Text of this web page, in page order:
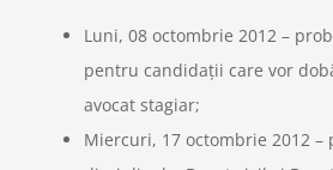
Luni, 08 octombrie 2012 –
pentru candidaţii care vor
avocat stagiar;
Miercuri, 17 octombrie 2012 –